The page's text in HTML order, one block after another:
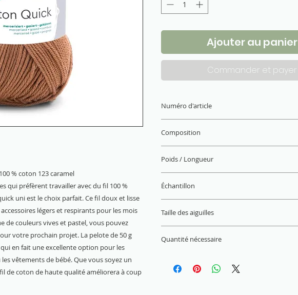
% coton 123 caramel
qui préfèrent travailler avec du fil 100 %
uni est le choix parfait. Ce fil doux et lisse
légers et respirants pour les mois
de couleurs vives et pastel, vous pouvez
votre prochain projet. La pelote de 50 g
en fait une excellente option pour les
vêtements de bébé. Que vous soyez un
de coton de haute qualité améliorera à coup
Ajouter au panier
Commander et payer
Numéro d'article
Composition
Poids / Longueur
Échantillon
Taille des aiguilles
Quantité nécessaire